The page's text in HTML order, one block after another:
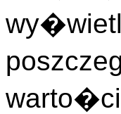
warto�ci